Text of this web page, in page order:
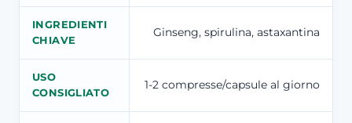
INGREDIENTI
CHIAVE
Ginseng, spirulina, astaxantina
USO
CONSIGLIATO
1-2 compresse/capsule al giorno